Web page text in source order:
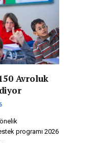
Avroluk
programı 2026